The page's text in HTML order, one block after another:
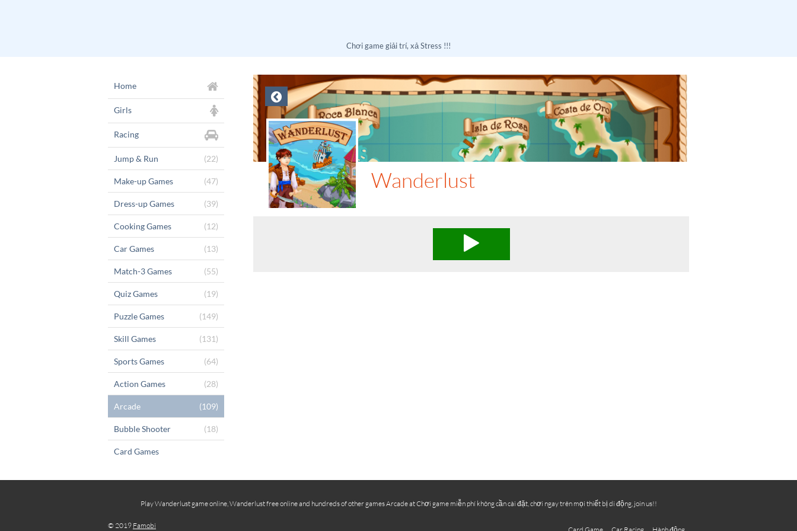
Chơi game giải trí, xả Stress !!!
Home
Girls
Racing
(22)
Jump & Run
(47)
Make-up Games
(39)
Dress-up Games
(12)
Cooking Games
(13)
Car Games
(55)
Match-3 Games
(19)
Quiz Games
(149)
Puzzle Games
(131)
Skill Games
(64)
Sports Games
(28)
Action Games
(109)
Arcade
(18)
Bubble Shooter
Card Games
Wanderlust
Play Wanderlust game online, Wanderlust free online and hundreds of other games Arcade at Chơi game miễn phí không cần cài đặt, chơi ngay trên mọi thiết bị di động, join us!!
© 2019 Famobi